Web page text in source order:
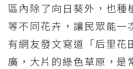
區內除了向日葵外，也種
等不同花卉，讓民眾能一
有網友發文寫道「后里花
廣，大片的綠色草原，是